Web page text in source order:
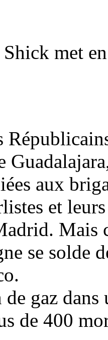
met
aux
et
Mais
se solde
gaz
de 400